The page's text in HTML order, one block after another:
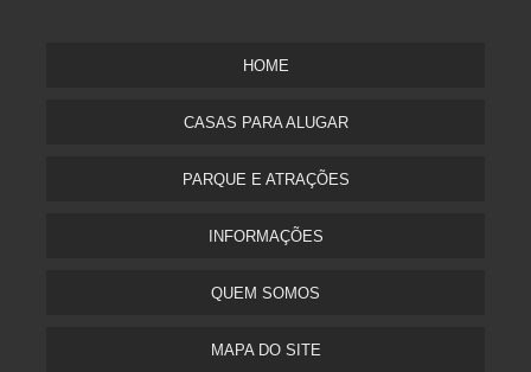
HOME
CASAS PARA ALUGAR
PARQUE E ATRAÇÕES
INFORMAÇÕES
QUEM SOMOS
MAPA DO SITE